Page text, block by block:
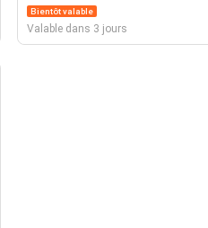
Bientôt valable
Valable dans 3 jours